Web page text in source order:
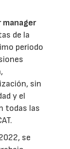
manager
de la
periodo
sin
y el
todas las
se